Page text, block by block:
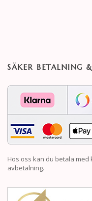
SÄKER BETALNING
Hos oss kan du betala
avbetalning.